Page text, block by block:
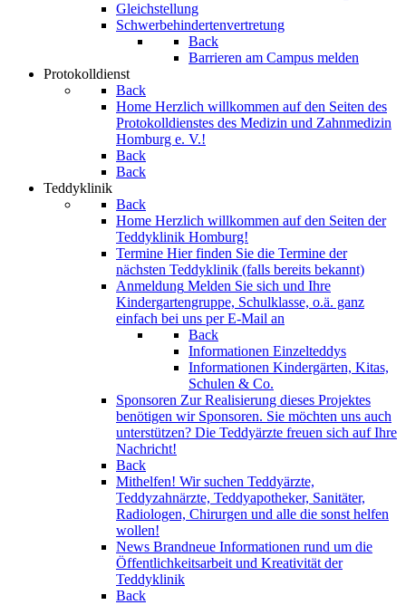
Gleichstellung
Schwerbehindertenvertretung
Back
Barrieren am Campus melden
Protokolldienst
Back
Home Herzlich willkommen auf den Seiten des
Protokolldienstes des Medizin und Zahnmedizin
Homburg e. V.!
Back
Back
Teddyklinik
Back
Home Herzlich willkommen auf den Seiten der
Teddyklinik Homburg!
Termine Hier finden Sie die Termine der
nächsten Teddyklinik (falls bereits bekannt)
Anmeldung Melden Sie sich und Ihre
Kindergartengruppe, Schulklasse, o.ä. ganz
einfach bei uns per E-Mail an
Back
Informationen Einzelteddys
Informationen Kindergärten, Kitas,
Schulen & Co.
Sponsoren Zur Realisierung dieses Projektes
benötigen wir Sponsoren. Sie möchten uns auch
unterstützen? Die Teddyärzte freuen sich auf Ihre
Nachricht!
Back
Mithelfen! Wir suchen Teddyärzte,
Teddyzahnärzte, Teddyapotheker, Sanitäter,
Radiologen, Chirurgen und alle die sonst helfen
wollen!
News Brandneue Informationen rund um die
Öffentlichkeitsarbeit und Kreativität der
Teddyklinik
Back